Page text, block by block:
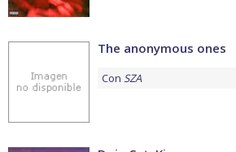
The anonymous ones
Con SZA